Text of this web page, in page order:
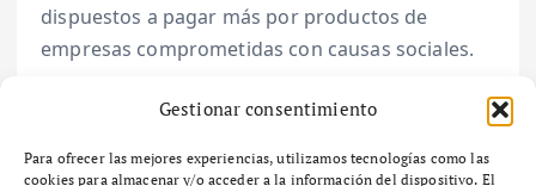
Gestionar consentimiento
Para ofrecer las mejores experiencias, utilizamos tecnologías como las
cookies para almacenar y/o acceder a la información del dispositivo. El
dispuestos a pagar más por productos de
empresas comprometidas con causas sociales.
En conclusión, el futuro del marketing de
autenticidad, la colaboración a largo plazo y el